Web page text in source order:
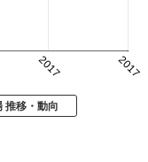
2017 2017
推移・動向